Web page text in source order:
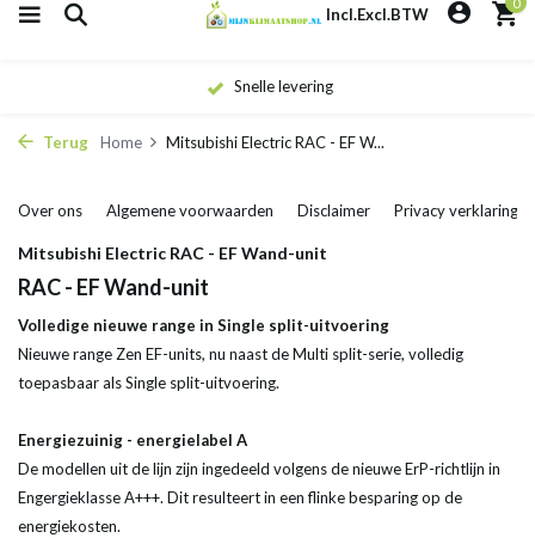
Incl.Excl.BTW
Snelle levering
Terug Home Mitsubishi Electric RAC - EF W...
Over ons Algemene voorwaarden Disclaimer Privacy verklaring
Mitsubishi Electric RAC - EF Wand-unit
RAC - EF Wand-unit
Volledige nieuwe range in Single split-uitvoering
Nieuwe range Zen EF-units, nu naast de Multi split-serie, volledig
toepasbaar als Single split-uitvoering.
Energiezuinig - energielabel A
De modellen uit de lijn zijn ingedeeld volgens de nieuwe ErP-richtlijn in
Engergieklasse A+++. Dit resulteert in een flinke besparing op de
energiekosten.